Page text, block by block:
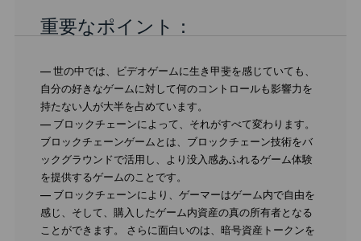
重要なポイント：
— 世の中では、ビデオゲームに生き甲斐を感じていても、
自分の好きなゲームに対して何のコントロールも影響力を
持たない人が大半を占めています。
— ブロックチェーンによって、それがすべて変わります。
ブロックチェーンゲームとは、ブロックチェーン技術をバ
ックグラウンドで活用し、より没入感あふれるゲーム体験
を提供するゲームのことです。
— ブロックチェーンにより、ゲーマーはゲーム内で自由を
感じ、そして、購入したゲーム内資産の真の所有者となる
ことができます。 さらに面白いのは、暗号資産トークンを